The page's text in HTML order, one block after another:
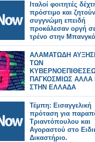
Ιταλοί φοιτητές
πρόστιμο και ζητούν
συγγνώμη επειδή
προκάλεσαν οργή
τρένο στην
ΑΛΑΜΑΤΩΔΗ
ΤΩΝ
ΠΑΓΚΟΣΜΙΩΣ ΑΛΛΑ
ΣΤΗΝ ΕΛΛΑΔΑ
Τέμπη: Εισαγγελική
πρόταση για
Τριαντόπουλου και
Αγοραστού στο
Δικαστήριο.